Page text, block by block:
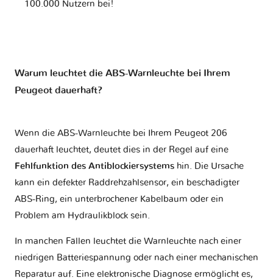
100.000 Nutzern bei!
Warum leuchtet die ABS-Warnleuchte bei Ihrem
Peugeot dauerhaft?
Wenn die ABS-Warnleuchte bei Ihrem Peugeot 206
dauerhaft leuchtet, deutet dies in der Regel auf eine
Fehlfunktion des Antiblockiersystems hin. Die Ursache
kann ein defekter Raddrehzahlsensor, ein beschädigter
ABS-Ring, ein unterbrochener Kabelbaum oder ein
Problem am Hydraulikblock sein.
In manchen Fällen leuchtet die Warnleuchte nach einer
niedrigen Batteriespannung oder nach einer mechanischen
Reparatur auf. Eine elektronische Diagnose ermöglicht es,